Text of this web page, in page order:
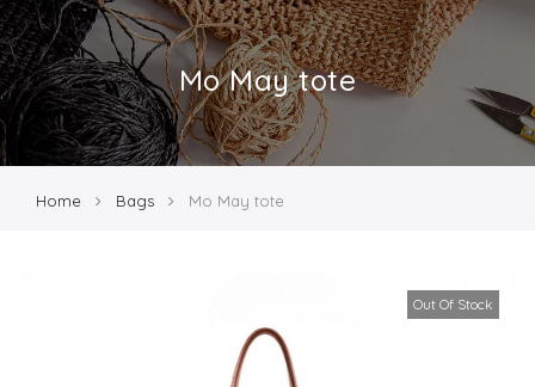
Mo May tote
Home Bags Mo May tote
Out Of Stock